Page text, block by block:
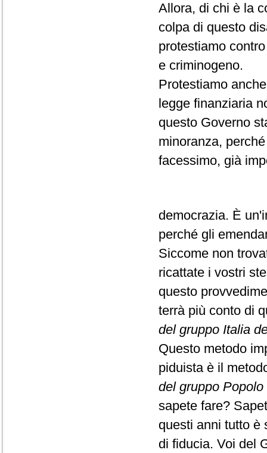
Allora, di chi è la
colpa di questo
protestiamo
e criminogeno.
Protestiamo
legge finanziaria
questo Governo
minoranza,
facessimo, già
democrazia. È
perché gli
Siccome non
ricattate i vostri
questo
terrà più conto di
del gruppo Italia
Questo metodo
piduista è il
del gruppo
sapete fare?
questi anni tutto è
di fiducia. Voi del